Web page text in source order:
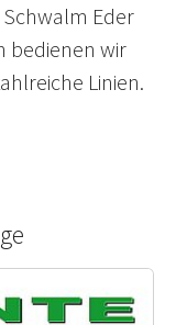
Eder
bedienen wir
Linien.